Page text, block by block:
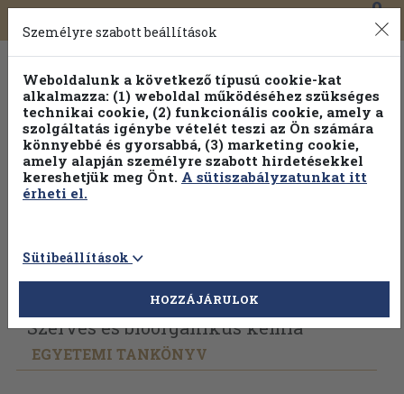
Toggle
navigation
0
Vissza az előző oldalra Válasszon példányt
Szerves és bioorganikus kémia
EGYETEMI TANKÖNYV
Személyre szabott beállítások
Weboldalunk a következő típusú cookie-kat
alkalmazza: (1) weboldal működéséhez szükséges
technikai cookie, (2) funkcionális cookie, amely a
szolgáltatás igénybe vételét teszi az Ön számára
könnyebbé és gyorsabbá, (3) marketing cookie,
amely alapján személyre szabott hirdetésekkel
kereshetjük meg Önt. A sütiszabályzatunkat itt
érheti el.
Sütibeállítások
HOZZÁJÁRULOK